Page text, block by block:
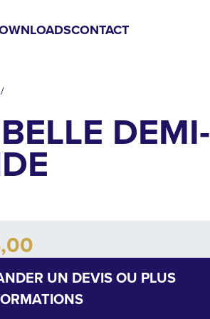
CONTACT
DEMI-
UN DEVIS OU PLUS